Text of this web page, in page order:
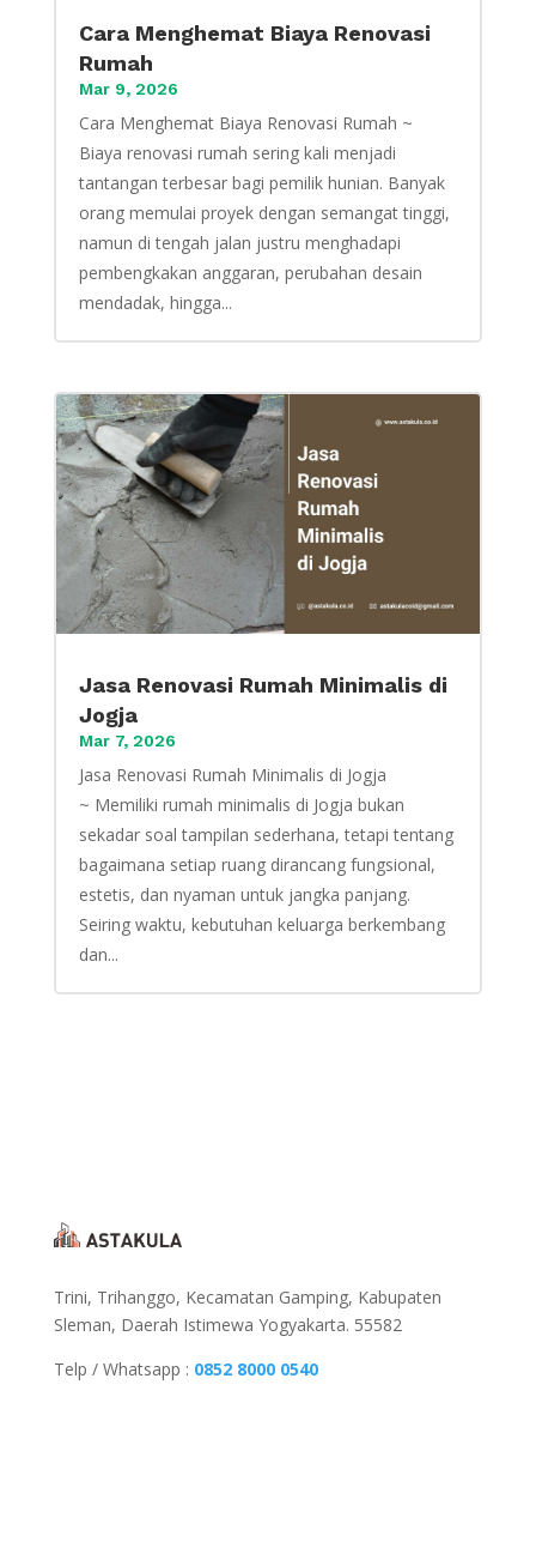
Cara Menghemat Biaya Renovasi
Rumah
Mar 9, 2026
Cara Menghemat Biaya Renovasi Rumah ~
Biaya renovasi rumah sering kali menjadi
tantangan terbesar bagi pemilik hunian. Banyak
orang memulai proyek dengan semangat tinggi,
namun di tengah jalan justru menghadapi
pembengkakan anggaran, perubahan desain
mendadak, hingga...
Jasa Renovasi Rumah Minimalis di
Jogja
Mar 7, 2026
Jasa Renovasi Rumah Minimalis di Jogja
~ Memiliki rumah minimalis di Jogja bukan
sekadar soal tampilan sederhana, tetapi tentang
bagaimana setiap ruang dirancang fungsional,
estetis, dan nyaman untuk jangka panjang.
Seiring waktu, kebutuhan keluarga berkembang
dan...
Trini, Trihanggo, Kecamatan Gamping, Kabupaten
Sleman, Daerah Istimewa Yogyakarta. 55582
Telp / Whatsapp : 0852 8000 0540